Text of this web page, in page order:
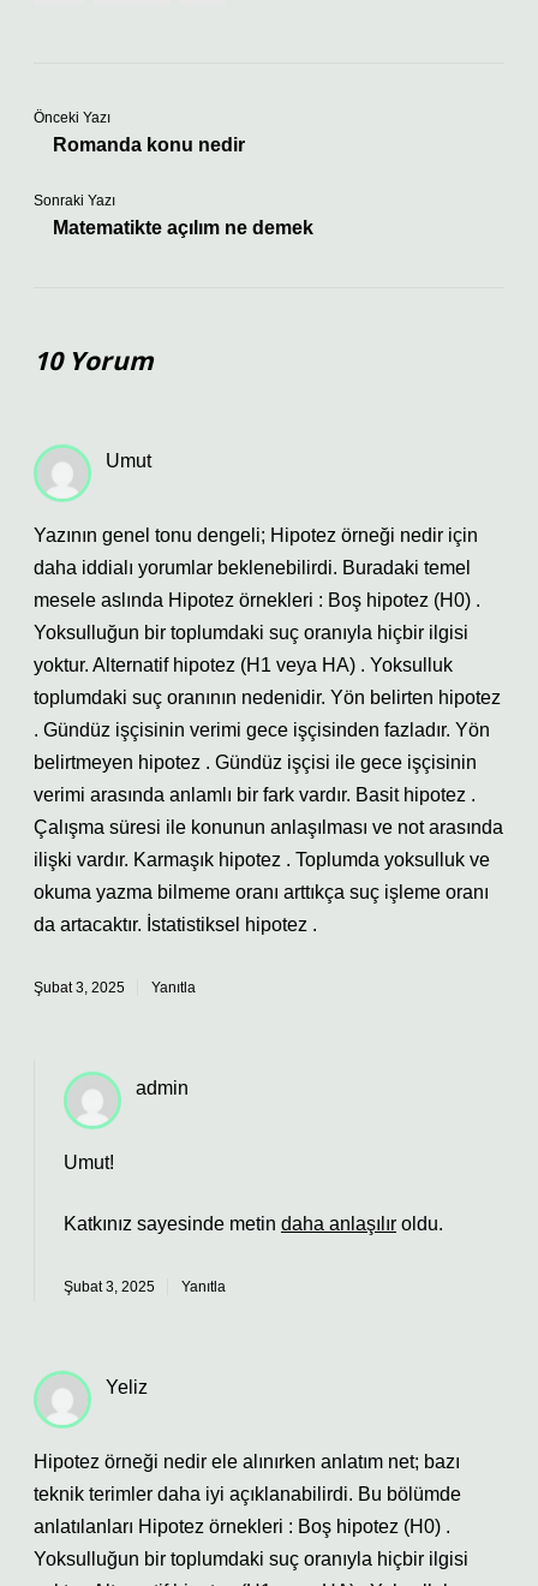
Önceki Yazı
Romanda konu nedir
Sonraki Yazı
Matematikte açılım ne demek
10 Yorum
Umut
Yazının genel tonu dengeli; Hipotez örneği nedir için
daha iddialı yorumlar beklenebilirdi. Buradaki temel
mesele aslında Hipotez örnekleri : Boş hipotez (H0) .
Yoksulluğun bir toplumdaki suç oranıyla hiçbir ilgisi
yoktur. Alternatif hipotez (H1 veya HA) . Yoksulluk
toplumdaki suç oranının nedenidir. Yön belirten hipotez
. Gündüz işçisinin verimi gece işçisinden fazladır. Yön
belirtmeyen hipotez . Gündüz işçisi ile gece işçisinin
verimi arasında anlamlı bir fark vardır. Basit hipotez .
Çalışma süresi ile konunun anlaşılması ve not arasında
ilişki vardır. Karmaşık hipotez . Toplumda yoksulluk ve
okuma yazma bilmeme oranı arttıkça suç işleme oranı
da artacaktır. İstatistiksel hipotez .
Şubat 3, 2025 Yanıtla
admin
Umut!
Katkınız sayesinde metin daha anlaşılır oldu.
Şubat 3, 2025 Yanıtla
Yeliz
Hipotez örneği nedir ele alınırken anlatım net; bazı
teknik terimler daha iyi açıklanabilirdi. Bu bölümde
anlatılanları Hipotez örnekleri : Boş hipotez (H0) .
Yoksulluğun bir toplumdaki suç oranıyla hiçbir ilgisi